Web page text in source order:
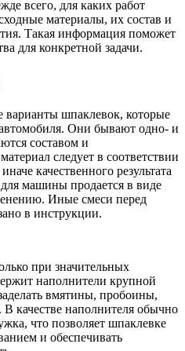
всего, для каких работ
материалы, их состав и
Такая информация поможет
для конкретной задачи.
варианты шпаклевок, которые
Они бывают одно- и
составом и
следует в соответствии
качественного результата
машины продается в виде
Иные смеси перед
в инструкции.
при значительных
наполнители крупной
вмятины, пробоины,
качестве наполнителя обычно
что позволяет шпаклевке
и обеспечивать